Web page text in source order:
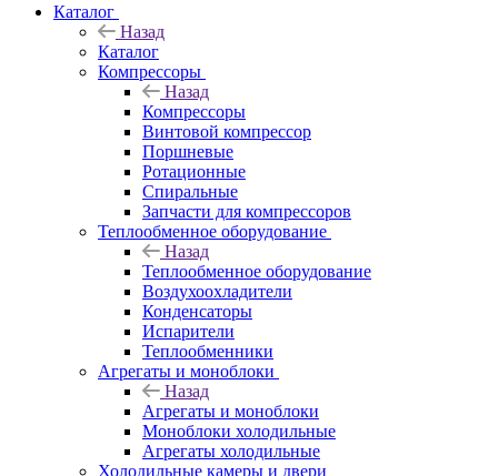
Каталог
Назад
Каталог
Компрессоры
Назад
Компрессоры
Винтовой компрессор
Поршневые
Ротационные
Спиральные
Запчасти для компрессоров
Теплообменное оборудование
Назад
Теплообменное оборудование
Воздухоохладители
Конденсаторы
Испарители
Теплообменники
Агрегаты и моноблоки
Назад
Агрегаты и моноблоки
Моноблоки холодильные
Агрегаты холодильные
Холодильные камеры и двери